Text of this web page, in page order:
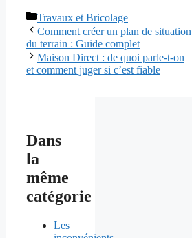
Catégories
Travaux et Bricolage
Comment créer un plan de situation
du terrain : Guide complet
Maison Direct : de quoi parle-t-on
et comment juger si c’est fiable
Dans
la
même
catégorie
Les